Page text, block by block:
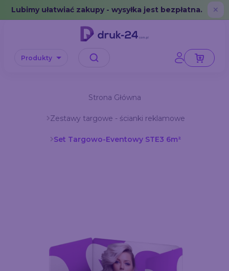
Error: No data in cache or invalid format
Lubimy ułatwiać zakupy - wysyłka jest bezpłatna. ✕
Produkty
Strona Główna
Zestawy targowe - ścianki reklamowe
Set Targowo-Eventowy STE3 6m²